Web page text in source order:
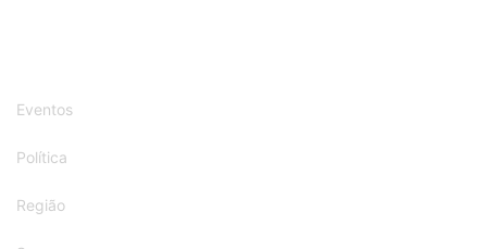
Eventos
Política
Região